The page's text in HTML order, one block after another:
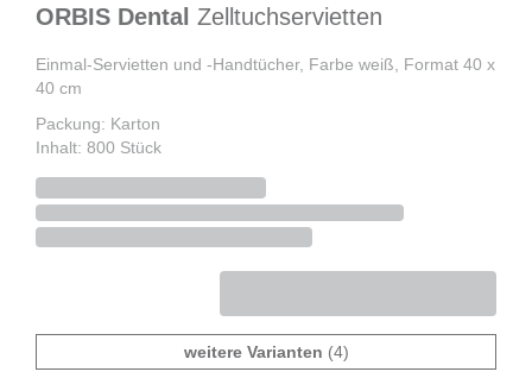
ORBIS Dental Zelltuchservietten
Einmal-Servietten und -Handtücher, Farbe weiß, Format 40 x
40 cm
Packung: Karton
Inhalt: 800 Stück
weitere Varianten (4)